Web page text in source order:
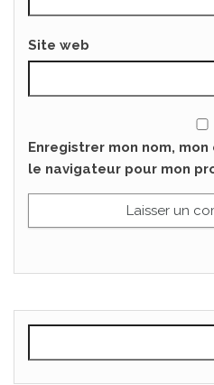
Site web
Enregistrer mon nom,
le navigateur pour mon